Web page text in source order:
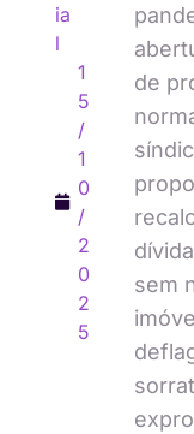
ia
l
1
5
/
1
0
/
2
0
2
5
de
sem